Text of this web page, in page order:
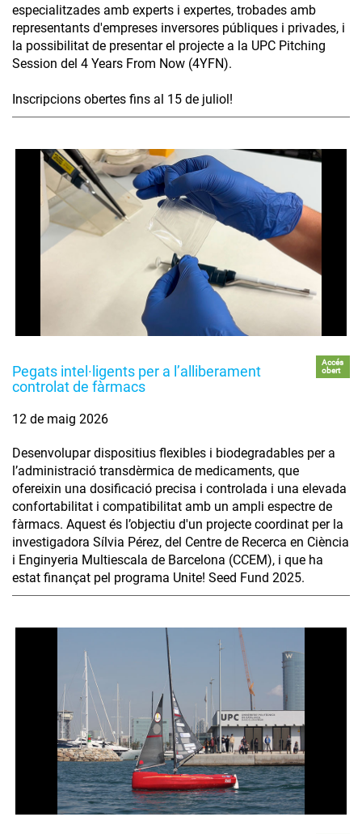
especialitzades amb experts i expertes, trobades amb
representants d'empreses inversores públiques i privades, i
la possibilitat de presentar el projecte a la UPC Pitching
Session del 4 Years From Now (4YFN).
Inscripcions obertes fins al 15 de juliol!
Pegats intel·ligents per a l’alliberament
controlat de fàrmacs
Accés
obert
12 de maig 2026
Desenvolupar dispositius flexibles i biodegradables per a
l’administració transdèrmica de medicaments, que
ofereixin una dosificació precisa i controlada i una elevada
confortabilitat i compatibilitat amb un ampli espectre de
fàrmacs. Aquest és l’objectiu d'un projecte coordinat per la
investigadora Sílvia Pérez, del Centre de Recerca en Ciència
i Enginyeria Multiescala de Barcelona (CCEM), i que ha
estat finançat pel programa Unite! Seed Fund 2025.